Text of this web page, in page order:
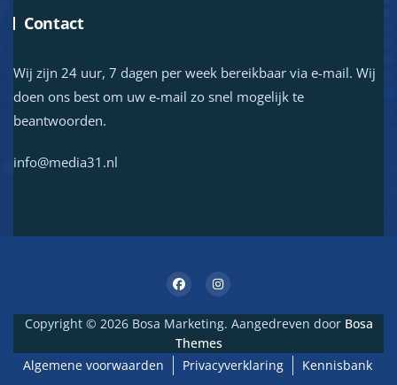
Contact
Wij zijn 24 uur, 7 dagen per week bereikbaar via e-mail. Wij
doen ons best om uw e-mail zo snel mogelijk te
beantwoorden.
info@media31.nl
Copyright © 2026 Bosa Marketing. Aangedreven door Bosa
Themes
Algemene voorwaarden
Privacyverklaring Kennisbank